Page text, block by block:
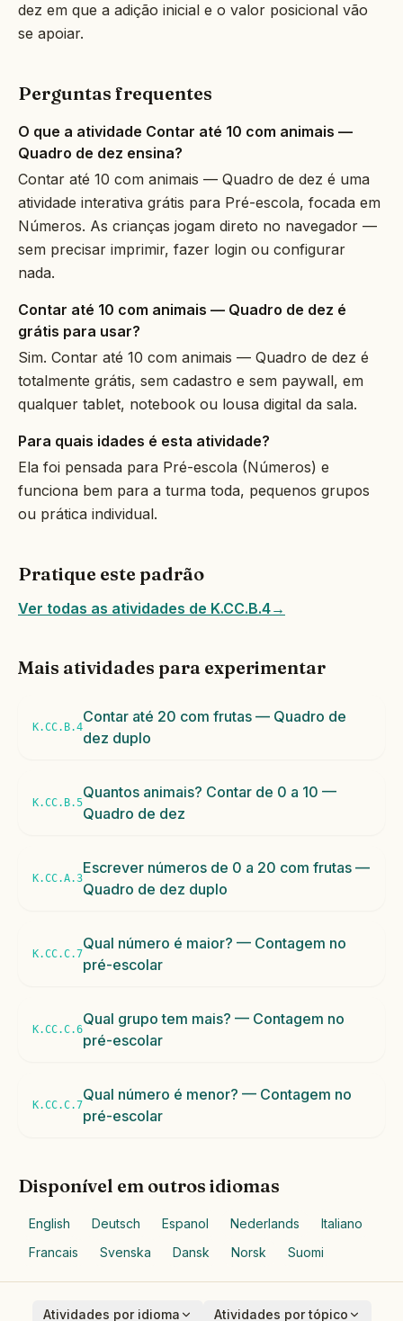
dez em que a adição inicial e o valor posicional vão
se apoiar.
Perguntas frequentes
O que a atividade Contar até 10 com animais —
Quadro de dez ensina?
Contar até 10 com animais — Quadro de dez é uma
atividade interativa grátis para Pré-escola, focada em
Números. As crianças jogam direto no navegador —
sem precisar imprimir, fazer login ou configurar
nada.
Contar até 10 com animais — Quadro de dez é
grátis para usar?
Sim. Contar até 10 com animais — Quadro de dez é
totalmente grátis, sem cadastro e sem paywall, em
qualquer tablet, notebook ou lousa digital da sala.
Para quais idades é esta atividade?
Ela foi pensada para Pré-escola (Números) e
funciona bem para a turma toda, pequenos grupos
ou prática individual.
Pratique este padrão
Ver todas as atividades de K.CC.B.4→
Mais atividades para experimentar
K.CC.B.4
Contar até 20 com frutas — Quadro de
dez duplo
K.CC.B.5
Quantos animais? Contar de 0 a 10 —
Quadro de dez
K.CC.A.3
Escrever números de 0 a 20 com frutas —
Quadro de dez duplo
K.CC.C.7
Qual número é maior? — Contagem no
pré-escolar
K.CC.C.6
Qual grupo tem mais? — Contagem no
pré-escolar
K.CC.C.7
Qual número é menor? — Contagem no
pré-escolar
Disponível em outros idiomas
English Deutsch Espanol Nederlands
Italiano
Francais
Svenska Dansk Norsk Suomi
Atividades por idioma Atividades por tópico